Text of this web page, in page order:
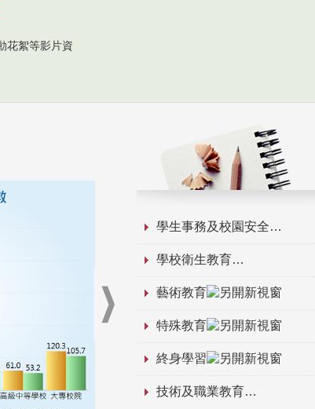
花絮等影片資
學生事務及校園安全
學校衛生教育
藝術教育
特殊教育
終身學習
技術及職業教育